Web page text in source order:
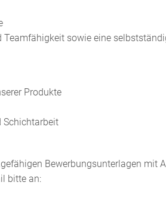
sowie eine
Produkte
Schichtarbeit
Bewerbungsunterlagen mit
bitte an: